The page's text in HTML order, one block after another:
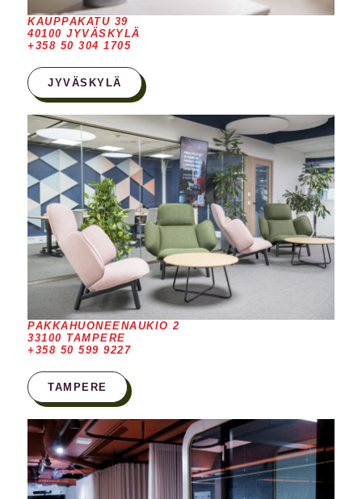
KAUPPAKATU 39
40100 JYVÄSKYLÄ
+358 50 304 1705
JYVÄSKYLÄ
PAKKAHUONEENAUKIO 2
33100 TAMPERE
+358 50 599 9227
TAMPERE